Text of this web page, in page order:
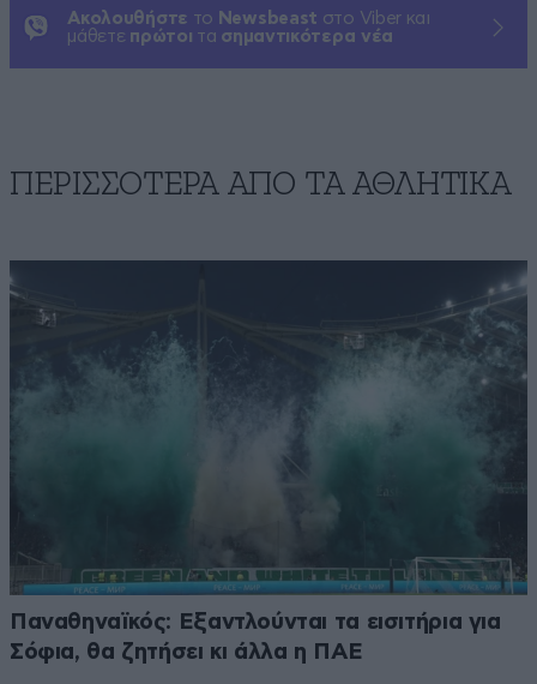
Ακολουθήστε το Newsbeast στο Viber και
μάθετε πρώτοι τα σημαντικότερα νέα
ΠΕΡΙΣΣΟΤΕΡΑ ΑΠΟ ΤA ΑΘΛΗΤΙΚΑ
Παναθηναϊκός: Εξαντλούνται τα εισιτήρια για
Σόφια, θα ζητήσει κι άλλα η ΠΑΕ